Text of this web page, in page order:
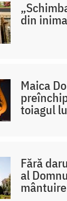
din
Maica
toiagul
Fără
al
mântuire